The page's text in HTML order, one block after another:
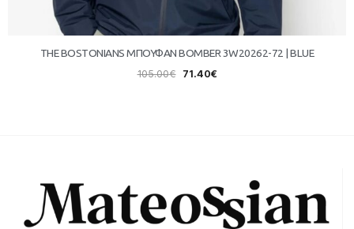
THE BOSTONIANS ΜΠΟΥΦΑΝ BOMBER 3W20262-72 | BLUE
105.00€ 71.40€